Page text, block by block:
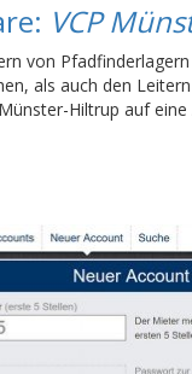
VCP
von
als auch den
Hiltrup auf